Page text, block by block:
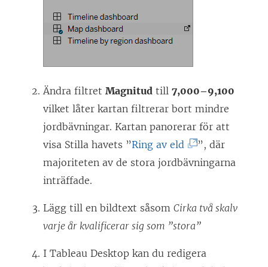
Ändra filtret Magnitud till 7,000–9,100
vilket låter kartan filtrerar bort mindre
jordbävningar. Kartan panorerar för att
visa Stilla havets ”Ring av eld
L
k
e
n
”, där
majoriteten av de stora jordbävningarna
inträffade.
Lägg till en bildtext såsom Cirka två skalv
varje år kvalificerar sig som ”stora”
I Tableau Desktop kan du redigera